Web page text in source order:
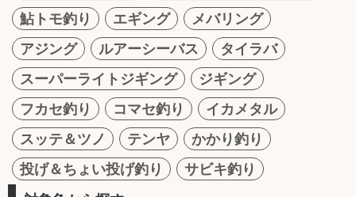
鮎トモ釣り
エギング
メバリング
アジング
ルアーシーバス
タイラバ
スーパーライトジギング
ジギング
フカセ釣り
コマセ釣り
イカメタル
スッテ＆ツノ
テンヤ
かかり釣り
投げ＆ちょい投げ釣り
サビキ釣り